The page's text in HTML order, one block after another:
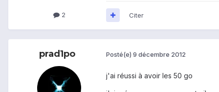
2 Citer
prad1po Posté(e) 9 décembre 2012
j'ai réussi à avoir les 50 go